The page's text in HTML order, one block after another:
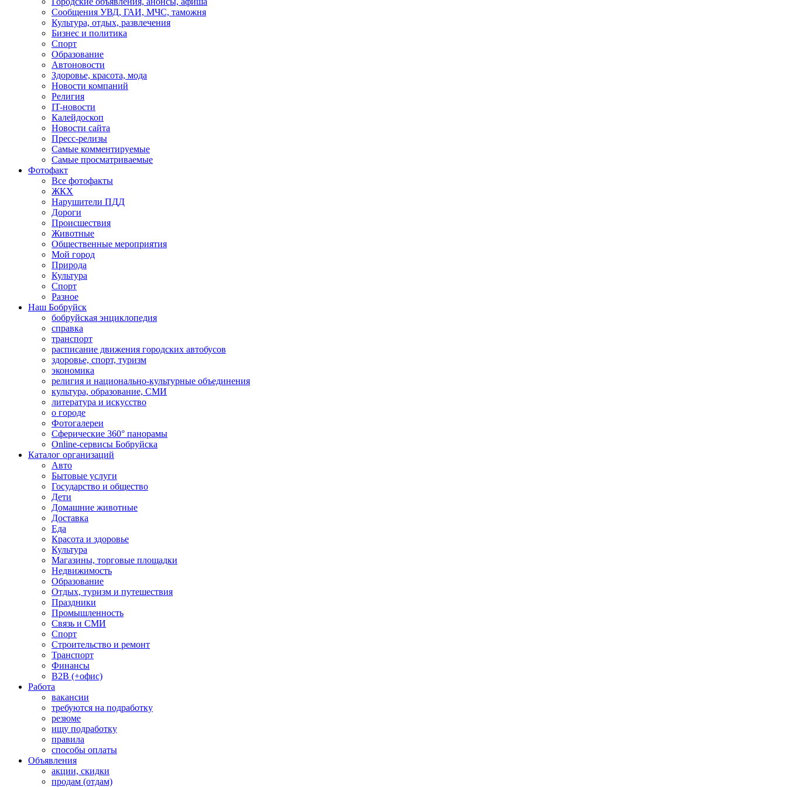
Сообщения УВД, ГАИ, МЧС, таможня
Культура, отдых, развлечения
Бизнес и политика
Спорт
Образование
Автоновости
Здоровье, красота, мода
Новости компаний
Религия
IT-новости
Калейдоскоп
Новости сайта
Пресс-релизы
Самые комментируемые
Самые просматриваемые
Фотофакт
Все фотофакты
ЖКХ
Нарушители ПДД
Дороги
Происшествия
Животные
Общественные мероприятия
Мой город
Природа
Культура
Спорт
Разное
Наш Бобруйск
бобруйская энциклопедия
справка
транспорт
расписание движения городских автобусов
здоровье, спорт, туризм
экономика
религия и национально-культурные объединения
культура, образование, СМИ
литература и искусство
о городе
Фотогалереи
Сферические 360° панорамы
Online-сервисы Бобруйска
Каталог организаций
Авто
Бытовые услуги
Государство и общество
Дети
Домашние животные
Доставка
Еда
Красота и здоровье
Культура
Магазины, торговые площадки
Недвижимость
Образование
Отдых, туризм и путешествия
Праздники
Промышленность
Связь и СМИ
Спорт
Строительство и ремонт
Транспорт
Финансы
B2B (+офис)
Работа
вакансии
требуются на подработку
резюме
ищу подработку
правила
способы оплаты
Объявления
акции, скидки
продам (отдам)